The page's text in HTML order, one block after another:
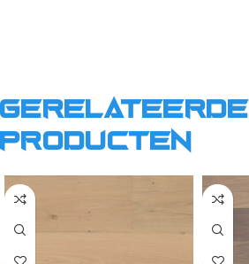
Gerelateerde
producten